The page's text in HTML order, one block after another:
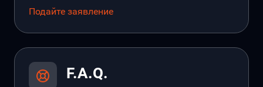
Подайте заявление
F.A.Q.